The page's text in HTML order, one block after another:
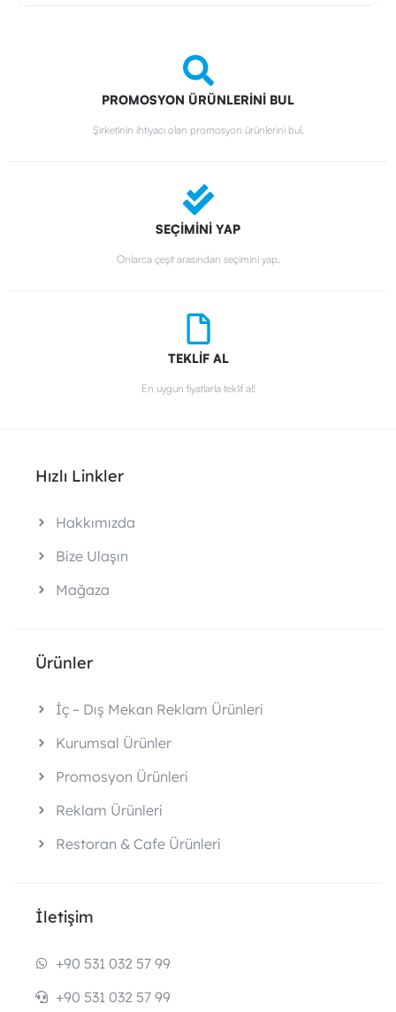
PROMOSYON ÜRÜNLERİNİ BUL
Şirketinin ihtiyacı olan promosyon ürünlerini bul.
SEÇİMİNİ YAP
Onlarca çeşit arasından seçimini yap.
TEKLİF AL
En uygun fiyatlarla teklif al!
Hızlı Linkler
Hakkımızda
Bize Ulaşın
Mağaza
Ürünler
İç – Dış Mekan Reklam Ürünleri
Kurumsal Ürünler
Promosyon Ürünleri
Reklam Ürünleri
Restoran & Cafe Ürünleri
İletişim
+90 531 032 57 99
+90 531 032 57 99